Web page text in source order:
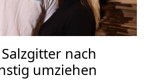
nach
umziehen